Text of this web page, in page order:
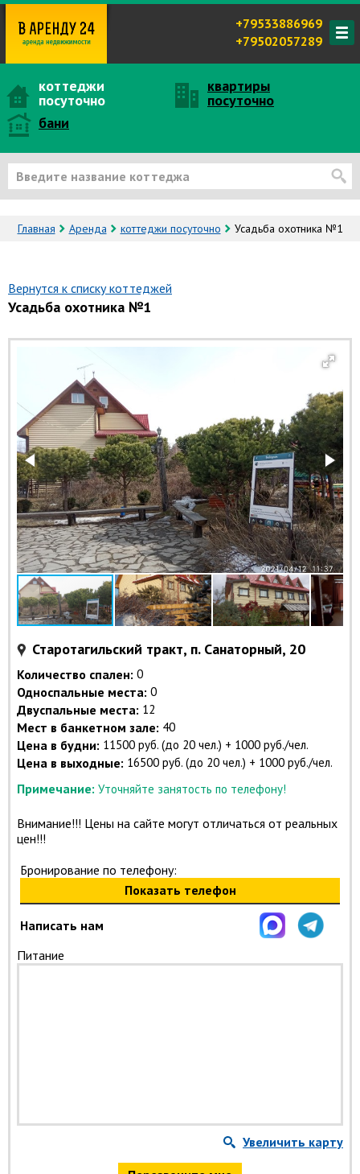
+79533886969
+79502057289
коттеджи
посуточно
квартиры
посуточно
бани
Главная Аренда коттеджи посуточно Усадьба охотника №1
Вернутся к списку коттеджей
Усадьба охотника №1
Старотагильский тракт, п. Санаторный, 20
Количество спален: 0
Односпальные места: 0
Двуспальные места: 12
Мест в банкетном зале: 40
Цена в будни: 11500 руб. (до 20 чел.) + 1000 руб./чел.
Цена в выходные: 16500 руб. (до 20 чел.) + 1000 руб./чел.
Примечание: Уточняйте занятость по телефону!
Внимание!!! Цены на сайте могут отличаться от реальных
цен!!!
Бронирование по телефону:
Показать телефон
Написать нам
Питание
Увеличить карту